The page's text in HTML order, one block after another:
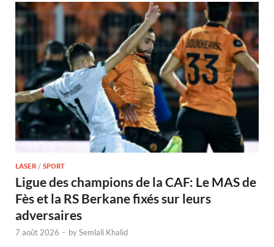
LASER / SPORT
Ligue des champions de la CAF: Le MAS de
Fès et la RS Berkane fixés sur leurs
adversaires
7 août 2026 - bySemlali Khalid